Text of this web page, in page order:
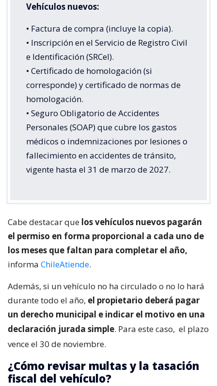
Vehículos nuevos:
• Factura de compra (incluye la copia).
• Inscripción en el Servicio de Registro Civil
e Identificación (SRCeI).
• Certificado de homologación (si
corresponde) y certificado de normas de
homologación.
• Seguro Obligatorio de Accidentes
Personales (SOAP) que cubre los gastos
médicos o indemnizaciones por lesiones o
fallecimiento en accidentes de tránsito,
vigente hasta el 31 de marzo de 2027.
Cabe destacar que los vehículos nuevos pagarán
el permiso en forma proporcional a cada uno de
los meses que faltan para completar el año,
informa ChileAtiende.
Además, si un vehículo no ha circulado o no lo hará
durante todo el año, el propietario deberá pagar
un derecho municipal e indicar el motivo en una
declaración jurada simple. Para este caso, el plazo
vence el 30 de noviembre.
¿Cómo revisar multas y la tasación
fiscal del vehículo?